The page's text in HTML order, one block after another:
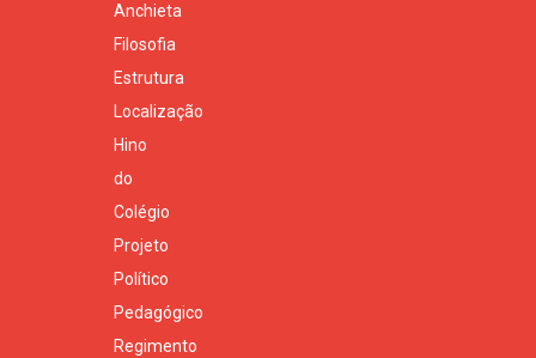
Anchieta
Filosofia
Estrutura
Localização
Hino
do
Colégio
Projeto
Político
Pedagógico
Regimento